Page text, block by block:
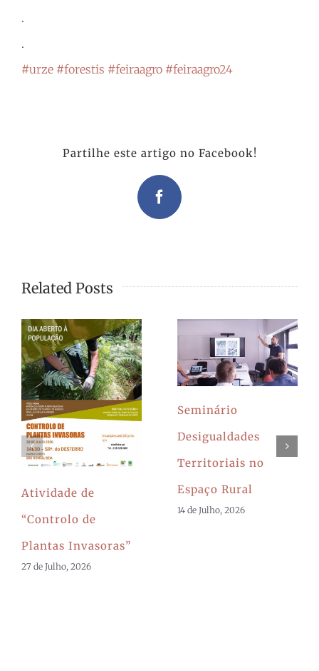
.
.
#urze #forestis #feiraagro #feiraagro24
Partilhe este artigo no Facebook!
Facebook
Related Posts
Atividade de
“Controlo de
Plantas Invasoras”
27 de Julho, 2026
Seminário
Desigualdades
Territoriais no
Espaço Rural
14 de Julho, 2026